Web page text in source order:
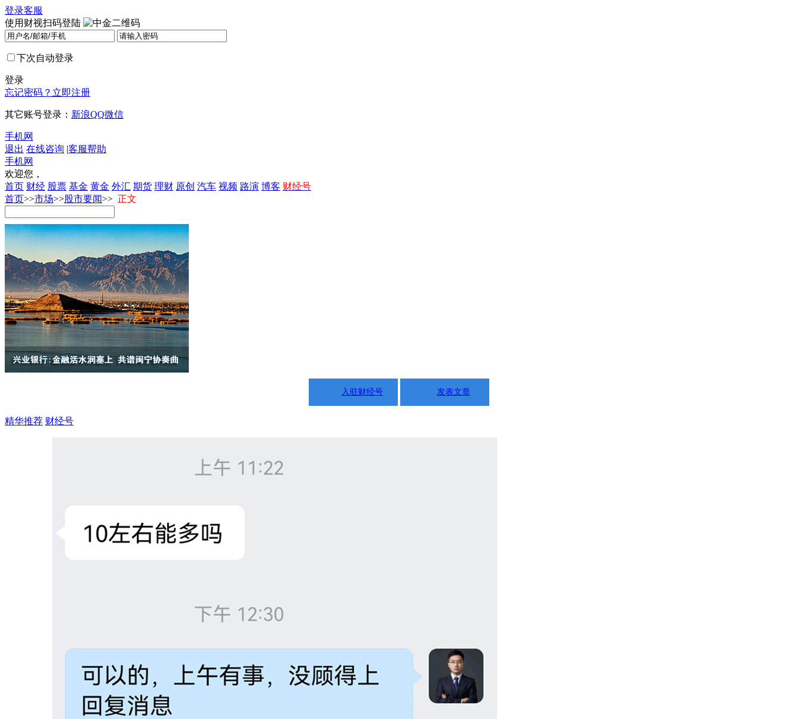
登录客服
使用财视扫码登陆
下次自动登录
登录
忘记密码？ 立即注册
其它账号登录： 新浪QQ微信
手机网
退出 在线咨询 |客服帮助
手机网
欢迎您，
首页 财经 股票 基金 黄金 外汇 期货 理财 原创 汽车 视频 路演 博客 财经号
首页>>市场>>股市要闻>> 正文
入驻财经号 发表文章
精华推荐 财经号